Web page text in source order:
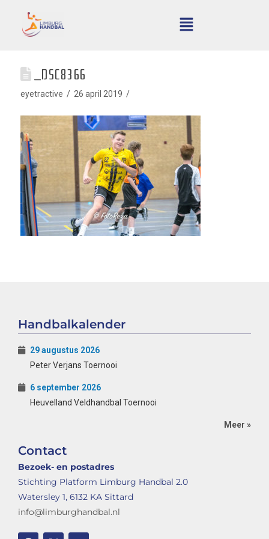
_DSC8366
eyetractive 26 april 2019
Handbalkalender
29 augustus 2026
Peter Verjans Toernooi
6 september 2026
Heuvelland Veldhandbal Toernooi
Meer »
Contact
Bezoek- en postadres
Stichting Platform Limburg Handbal 2.0
Watersley 1, 6132 KA Sittard
info@limburghandbal.nl